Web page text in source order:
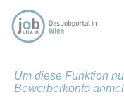
Um diese Funktion
Bewerberkonto